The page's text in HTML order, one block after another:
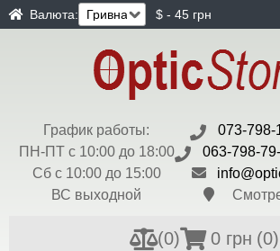
Валюта: $ - 45 грн
График работы:
ПН-ПТ с 10:00 до 18:00
Сб с 10:00 до 15:00
ВС выходной
073-
063-798-
(0) 0 грн (0)